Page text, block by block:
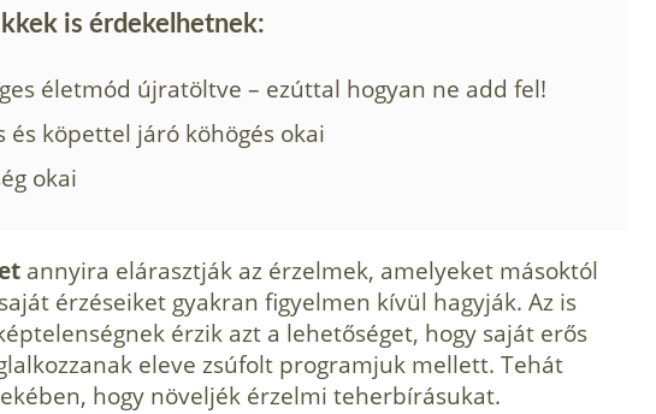
is érdekelhetnek:
életmód újratöltve – ezúttal hogyan ne add fel!
és köpettel járó köhögés okai
okai
annyira elárasztják az érzelmek, amelyeket másoktól
érzéseiket gyakran figyelmen kívül hagyják. Az is
érzik azt a lehetőséget, hogy saját erős
eleve zsúfolt programjuk mellett. Tehát
hogy növeljék érzelmi teherbírásukat.